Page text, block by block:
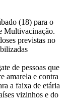
(18) para o
Multivacinação.
previstas no
de pessoas que
amarela e contra
a faixa de etária
vizinhos e do